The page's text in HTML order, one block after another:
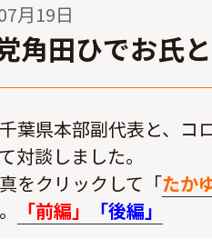
月19日
角田ひでお氏
葉県本部副代表と、コ
対談しました。
をクリックして「たか
「前編」 「後編」